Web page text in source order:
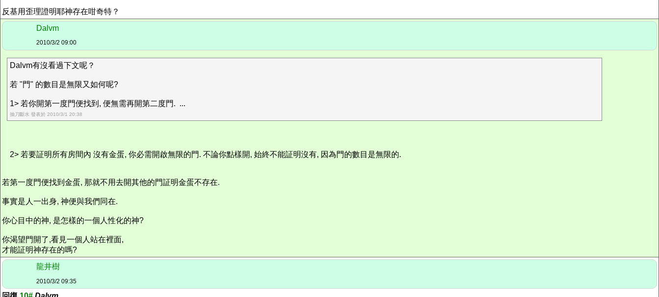
反基用歪理證明耶神存在咁奇特？
Dalvm
2010/3/2 09:00
Dalvm有沒看過下文呢？
若 "門" 的數目是無限又如何呢?
1> 若你開第一度門便找到, 便無需再開第二度門. ...
抽刀斷水 發表於 2010/3/1 20:38
2> 若要証明所有房間內 沒有金蛋, 你必需開啟無限的門. 不論你點樣開, 始終不能証明沒有, 因為門的數目是無限的.
若第一度門便找到金蛋, 那就不用去開其他的門証明金蛋不存在.
事實是人一出身, 神便與我們同在.
你心目中的神, 是怎樣的一個人性化的神?
你渴望門開了,看見一個人站在裡面,
才能証明神存在的嗎?
龍井樹
2010/3/2 09:35